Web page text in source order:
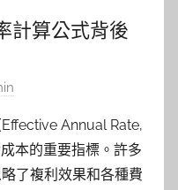
計算公式背後
Annual Rate,
本的重要指標。許多
了複利效果和各種費